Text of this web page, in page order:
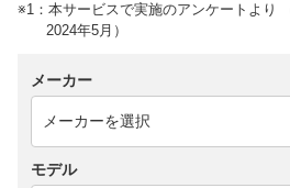
※1：本サービスで実施のアンケートより
2024年5月）
メーカー
モデル